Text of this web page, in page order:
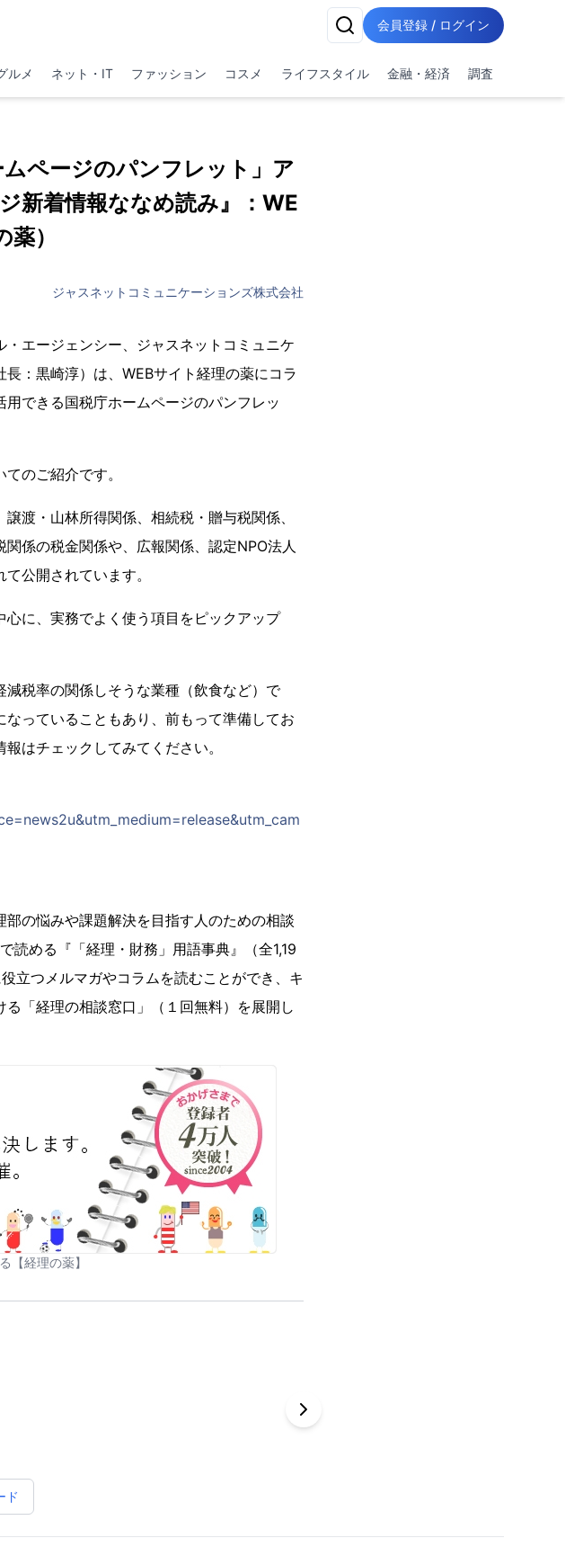
会員登録 / ログイン
ルメ ネット・IT ファッション コスメ ライフスタイル 金融・経済 調査
ページのパンフレット」ア
新着情報ななめ読み』：WE
）
ジャスネットコミュニケーションズ株式会社
エージェンシー、ジャスネットコミュニケ
：黒崎淳）は、WEBサイト経理の薬にコラ
できる国税庁ホームページのパンフレッ
のご紹介です。
渡・山林所得関係、相続税・贈与税関係、
係の税金関係や、広報関係、認定NPO法人
公開されています。
に、実務でよく使う項目をピックアップ
税率の関係しそうな業種（飲食など）で
っていることもあり、前もって準備してお
はチェックしてみてください。
の悩みや課題解決を目指す人のための相談
読める『「経理・財務」用語事典』（全1,19
立つメルマガやコラムを読むことができ、キ
「経理の相談窓口」（１回無料）を展開し
【経理の薬】
ド